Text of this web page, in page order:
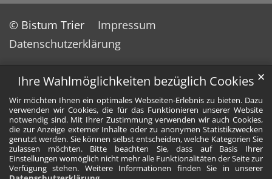
Ihre Wahlmöglichkeiten bezüglich Cookies
Wir möchten Ihnen ein optimales Webseiten-Erlebnis zu bieten. Dazu
verwenden wir Cookies, die für das Funktionieren unserer Website
notwendig sind. Mit Ihrer Zustimmung verwenden wir auch Cookies,
die zur Anzeige externer Inhalte oder zu anonymen Statistikzwecken
genutzt werden. Sie können selbst entscheiden, welche Kategorien Sie
zulassen möchten. Bitte beachten Sie, dass auf Basis Ihrer
Einstellungen womöglich nicht mehr alle Funktionalitäten der Seite zur
Verfügung stehen. Weitere Informationen finden Sie in unserer
✕
© Bistum Trier
Impressum
Datenschutzerklärung